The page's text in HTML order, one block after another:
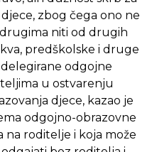
zbog čega ono ne
niti od drugih
predškolske i druge
odgojne
u ostvarenju
djece, kazao je
odgojno-obrazovne
roditelje i koja može